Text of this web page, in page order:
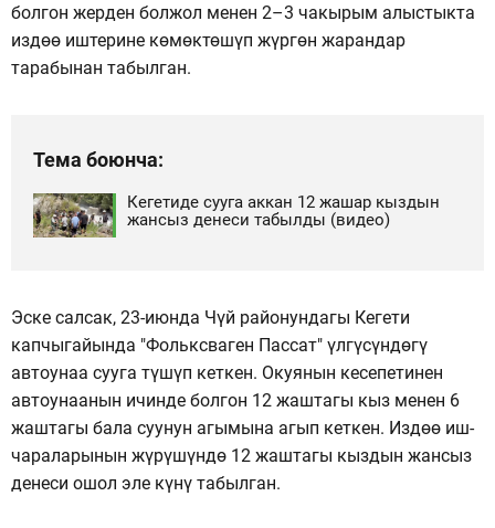
болгон жерден болжол менен 2–3 чакырым алыстыкта
издөө иштерине көмөктөшүп жүргөн жарандар
тарабынан табылган.
Тема боюнча:
Кегетиде сууга аккан 12 жашар кыздын
жансыз денеси табылды (видео)
Эске салсак, 23-июнда Чүй районундагы Кегети
капчыгайында "Фольксваген Пассат" үлгүсүндөгү
автоунаа сууга түшүп кеткен. Окуянын кесепетинен
автоунаанын ичинде болгон 12 жаштагы кыз менен 6
жаштагы бала суунун агымына агып кеткен. Издөө иш-
чараларынын жүрүшүндө 12 жаштагы кыздын жансыз
денеси ошол эле күнү табылган.